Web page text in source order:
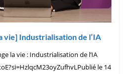
vie] Industrialisation de l’IA
la vie : Industrialisation de l’IA
le 14